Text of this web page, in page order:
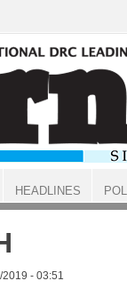
2019 - 03:51
HEADLINES